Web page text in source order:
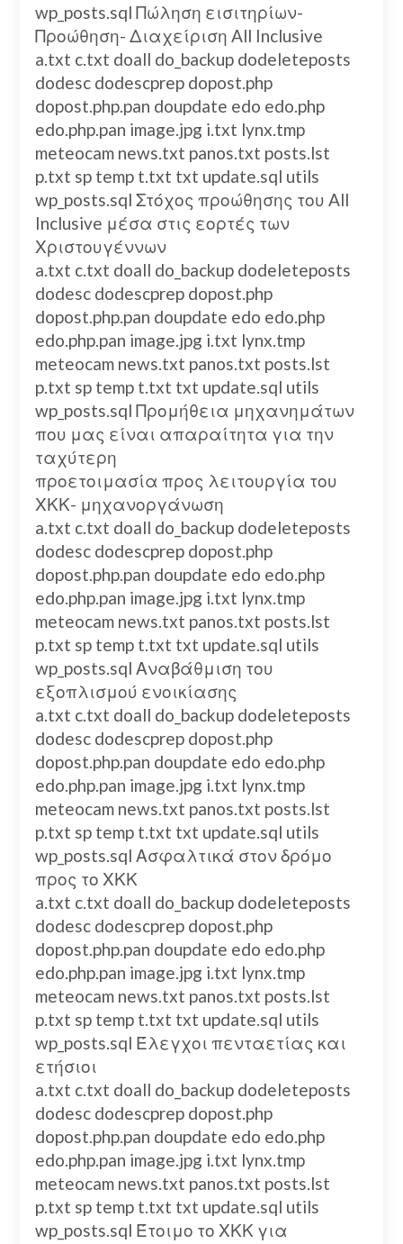
wp_posts.sql Πώληση εισιτηρίων-
Προώθηση- Διαχείριση All Inclusive
a.txt c.txt doall do_backup dodeleteposts
dodesc dodescprep dopost.php
dopost.php.pan doupdate edo edo.php
edo.php.pan image.jpg i.txt lynx.tmp
meteocam news.txt panos.txt posts.lst
p.txt sp temp t.txt txt update.sql utils
wp_posts.sql Στόχος προώθησης του All
Inclusive μέσα στις εορτές των
Χριστουγέννων
a.txt c.txt doall do_backup dodeleteposts
dodesc dodescprep dopost.php
dopost.php.pan doupdate edo edo.php
edo.php.pan image.jpg i.txt lynx.tmp
meteocam news.txt panos.txt posts.lst
p.txt sp temp t.txt txt update.sql utils
wp_posts.sql Προμήθεια μηχανημάτων
που μας είναι απαραίτητα για την
ταχύτερη
προετοιμασία προς λειτουργία του
ΧΚΚ- μηχανοργάνωση
a.txt c.txt doall do_backup dodeleteposts
dodesc dodescprep dopost.php
dopost.php.pan doupdate edo edo.php
edo.php.pan image.jpg i.txt lynx.tmp
meteocam news.txt panos.txt posts.lst
p.txt sp temp t.txt txt update.sql utils
wp_posts.sql Αναβάθμιση του
εξοπλισμού ενοικίασης
a.txt c.txt doall do_backup dodeleteposts
dodesc dodescprep dopost.php
dopost.php.pan doupdate edo edo.php
edo.php.pan image.jpg i.txt lynx.tmp
meteocam news.txt panos.txt posts.lst
p.txt sp temp t.txt txt update.sql utils
wp_posts.sql Ασφαλτικά στον δρόμο
προς το ΧΚΚ
a.txt c.txt doall do_backup dodeleteposts
dodesc dodescprep dopost.php
dopost.php.pan doupdate edo edo.php
edo.php.pan image.jpg i.txt lynx.tmp
meteocam news.txt panos.txt posts.lst
p.txt sp temp t.txt txt update.sql utils
wp_posts.sql Έλεγχοι πενταετίας και
ετήσιοι
a.txt c.txt doall do_backup dodeleteposts
dodesc dodescprep dopost.php
dopost.php.pan doupdate edo edo.php
edo.php.pan image.jpg i.txt lynx.tmp
meteocam news.txt panos.txt posts.lst
p.txt sp temp t.txt txt update.sql utils
wp_posts.sql Έτοιμο το ΧΚΚ για